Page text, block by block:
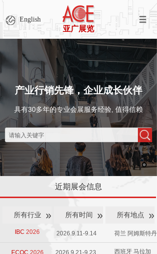
亚广展览
English
具有30多年的专业会展服务经验, 值得信赖
产业行销先锋，企业成长伙伴
西班牙 马拉加
2026.9.21-9.23
ECOC 2026
所有行业 » 所有时间 » 所有地点 »
荷兰 阿姆斯特丹
2026.9.11-9.14
IBC 2026
近期展会信息